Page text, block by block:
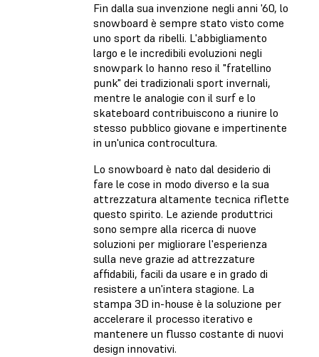
Fin dalla sua invenzione negli anni '60, lo
snowboard è sempre stato visto come
uno sport da ribelli. L'abbigliamento
largo e le incredibili evoluzioni negli
snowpark lo hanno reso il "fratellino
punk" dei tradizionali sport invernali,
mentre le analogie con il surf e lo
skateboard contribuiscono a riunire lo
stesso pubblico giovane e impertinente
in un'unica controcultura.
Lo snowboard è nato dal desiderio di
fare le cose in modo diverso e la sua
attrezzatura altamente tecnica riflette
questo spirito. Le aziende produttrici
sono sempre alla ricerca di nuove
soluzioni per migliorare l'esperienza
sulla neve grazie ad attrezzature
affidabili, facili da usare e in grado di
resistere a un'intera stagione. La
stampa 3D in-house è la soluzione per
accelerare il processo iterativo e
mantenere un flusso costante di nuovi
design innovativi.